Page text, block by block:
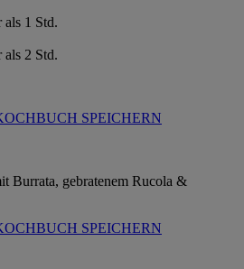
als 1 Std.
als 2 Std.
SPEICHERN
SPEICHERN